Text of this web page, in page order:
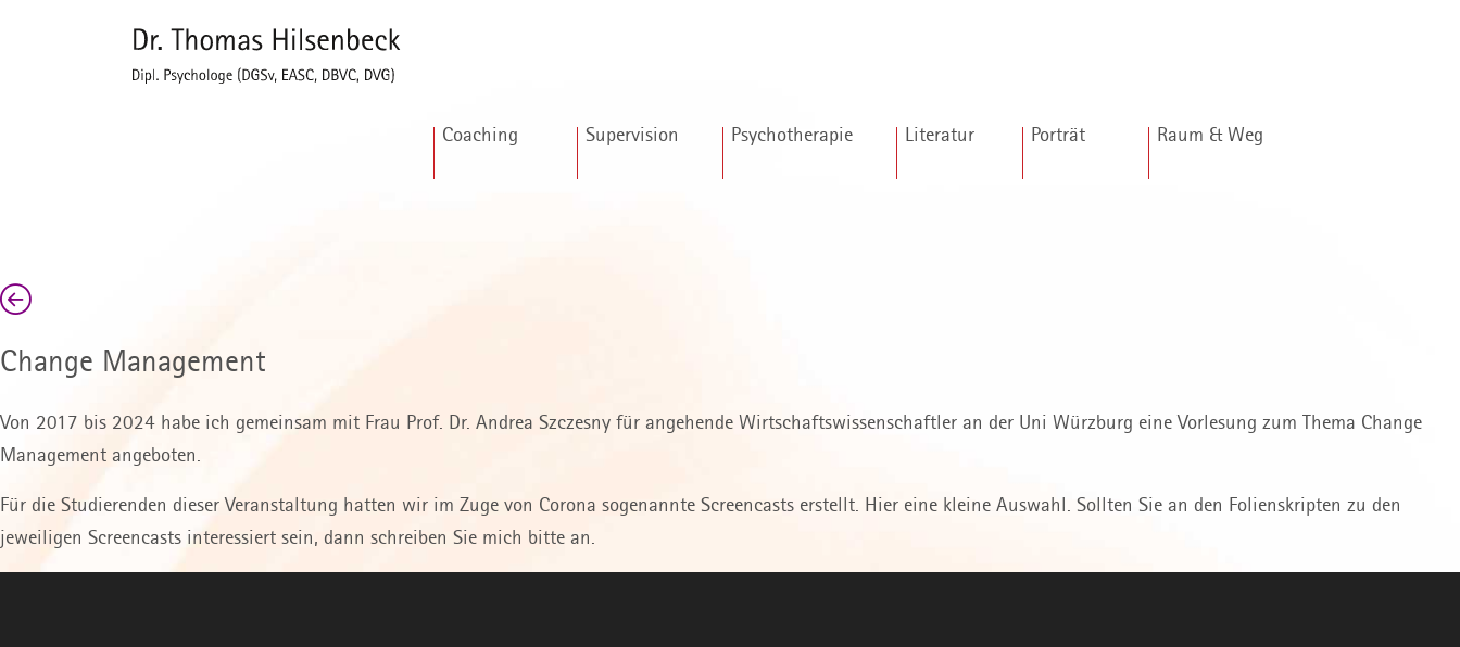
Coaching Supervision Psychotherapie Literatur Porträt Raum & Weg
Change Management
Von 2017 bis 2024 habe ich gemeinsam mit Frau Prof. Dr. Andrea Szczesny für angehende Wirtschaftswissenschaftler an der Uni Würzburg eine Vorlesung zum Thema Change
Management angeboten.
Für die Studierenden dieser Veranstaltung hatten wir im Zuge von Corona sogenannte Screencasts erstellt. Hier eine kleine Auswahl. Sollten Sie an den Folienskripten zu den
jeweiligen Screencasts interessiert sein, dann schreiben Sie mich bitte an.